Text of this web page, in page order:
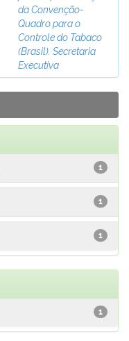
da Convenção-
Quadro para o
Controle do Tabaco
(Brasil). Secretaria
Executiva
1
1
1
1